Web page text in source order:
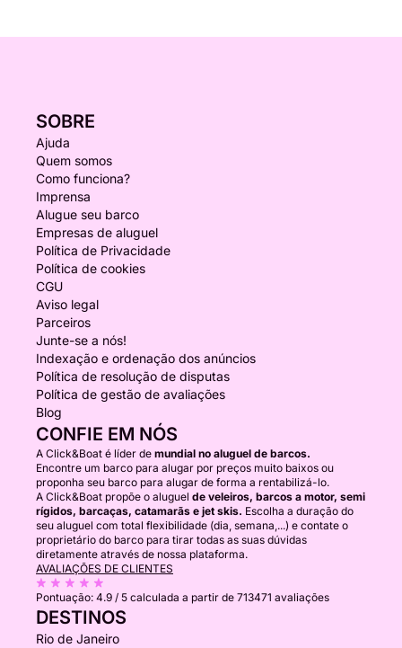
SOBRE
Ajuda
Quem somos
Como funciona?
Imprensa
Alugue seu barco
Empresas de aluguel
Política de Privacidade
Política de cookies
CGU
Aviso legal
Parceiros
Junte-se a nós!
Indexação e ordenação dos anúncios
Política de resolução de disputas
Política de gestão de avaliações
Blog
CONFIE EM NÓS
A Click&Boat é líder de mundial no aluguel de barcos.
Encontre um barco para alugar por preços muito baixos ou
proponha seu barco para alugar de forma a rentabilizá-lo.
A Click&Boat propõe o aluguel de veleiros, barcos a motor, semi
rígidos, barcaças, catamarãs e jet skis. Escolha a duração do
seu aluguel com total flexibilidade (dia, semana,...) e contate o
proprietário do barco para tirar todas as suas dúvidas
diretamente através de nossa plataforma.
AVALIAÇÕES DE CLIENTES
Pontuação: 4.9 / 5 calculada a partir de 713471 avaliações
DESTINOS
Rio de Janeiro